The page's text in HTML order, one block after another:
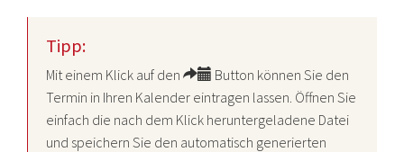
Tipp:
Mit einem Klick auf den
Button können Sie den
Termin in Ihren Kalender eintragen lassen. Öffnen Sie
einfach die nach dem Klick heruntergeladene Datei
und speichern Sie den automatisch generierten